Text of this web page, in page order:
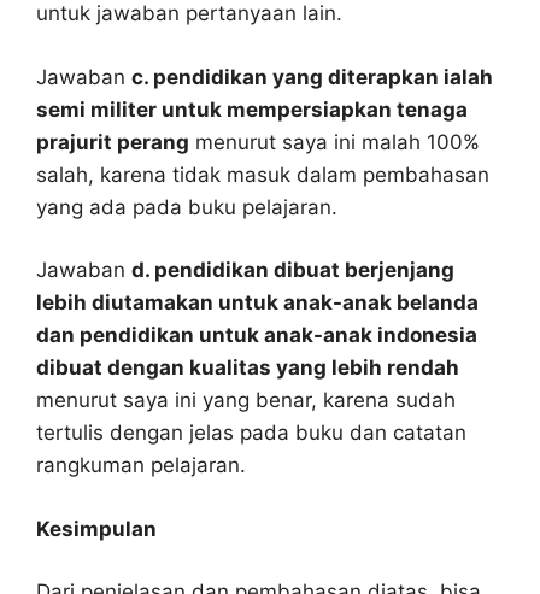
untuk jawaban pertanyaan lain.
Jawaban c. pendidikan yang diterapkan ialah
semi militer untuk mempersiapkan tenaga
prajurit perang menurut saya ini malah 100%
salah, karena tidak masuk dalam pembahasan
yang ada pada buku pelajaran.
Jawaban d. pendidikan dibuat berjenjang
lebih diutamakan untuk anak-anak belanda
dan pendidikan untuk anak-anak indonesia
dibuat dengan kualitas yang lebih rendah
menurut saya ini yang benar, karena sudah
tertulis dengan jelas pada buku dan catatan
rangkuman pelajaran.
Kesimpulan